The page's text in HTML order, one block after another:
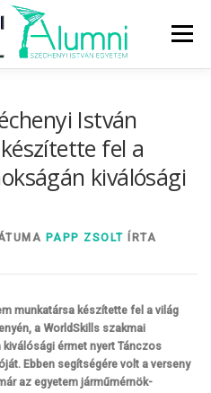
Menü
TÚL
István
fel a
kiválósági
PAPP ZSOLT ÍRTA
munkatársa készítette fel a világ
a WorldSkills szakmai
érmet nyert Tánczos
Ebben segítségére volt a verseny
az egyetem járműmérnök-